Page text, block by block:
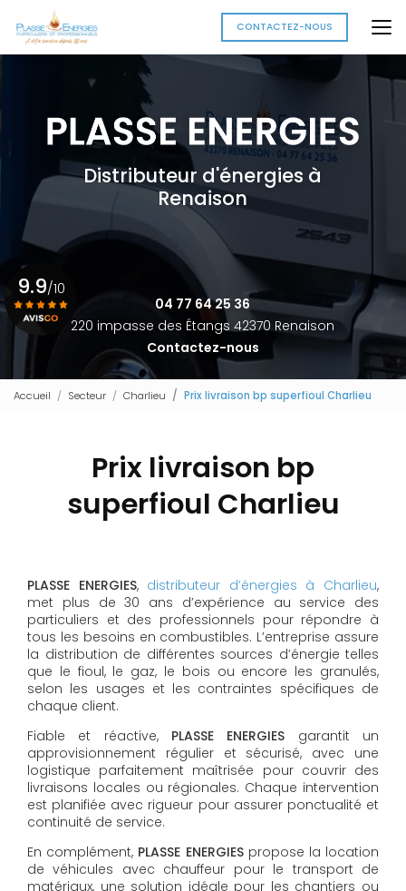
au
contenu
principal
CONTACTEZ-NOUS
Distributeur d'énergies à
Renaison
04 77 64 25 36
220 impasse des Étangs 42370 Renaison
Contactez-nous
9.9/10
Accueil Secteur Charlieu Prix livraison bp superfioul Charlieu
Prix livraison bp
superfioul Charlieu
PLASSE ENERGIES, distributeur d’énergies à Charlieu,
met plus de 30 ans d’expérience au service des
particuliers et des professionnels pour répondre à
tous les besoins en combustibles. L’entreprise assure
la distribution de différentes sources d’énergie telles
que le fioul, le gaz, le bois ou encore les granulés,
selon les usages et les contraintes spécifiques de
chaque client.
Fiable et réactive, PLASSE ENERGIES garantit un
approvisionnement régulier et sécurisé, avec une
logistique parfaitement maîtrisée pour couvrir des
livraisons locales ou régionales. Chaque intervention
est planifiée avec rigueur pour assurer ponctualité et
continuité de service.
En complément, PLASSE ENERGIESpropose la location
de véhicules avec chauffeur pour le transport de
matériaux, une solution idéale pour les chantiers ou